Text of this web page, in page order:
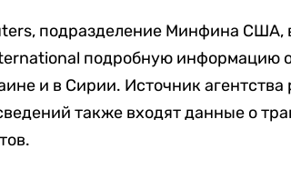
подразделение Минфина США,
подробную информацию о
и в Сирии. Источник агентства
также входят данные о